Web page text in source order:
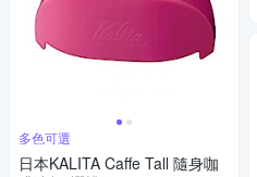
多色可選
日本KALITA Caffe Tall 隨身咖